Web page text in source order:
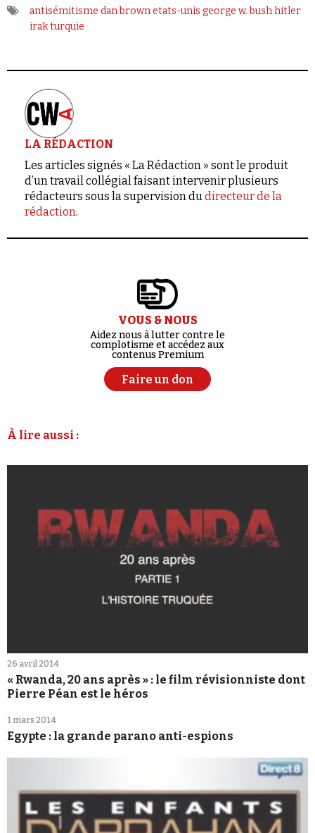
antisémitisme dan brownetats-unis george w. bushhitler
irakturquie
LA RÉDACTION
Les articles signés « La Rédaction » sont le produit
d’un travail collégial faisant intervenir plusieurs
rédacteurs sous la supervision dudirecteur de la
rédaction.
VOUS & NOUS
Aidez nous à lutter contre le
complotisme et accédez aux
contenus Premium
Faire un don
À lire aussi :
26 avril 2014
« Rwanda, 20 ans après » : le film révisionniste dont
Pierre Péan est le héros
1 mars 2014
Egypte : la grande parano anti-espions